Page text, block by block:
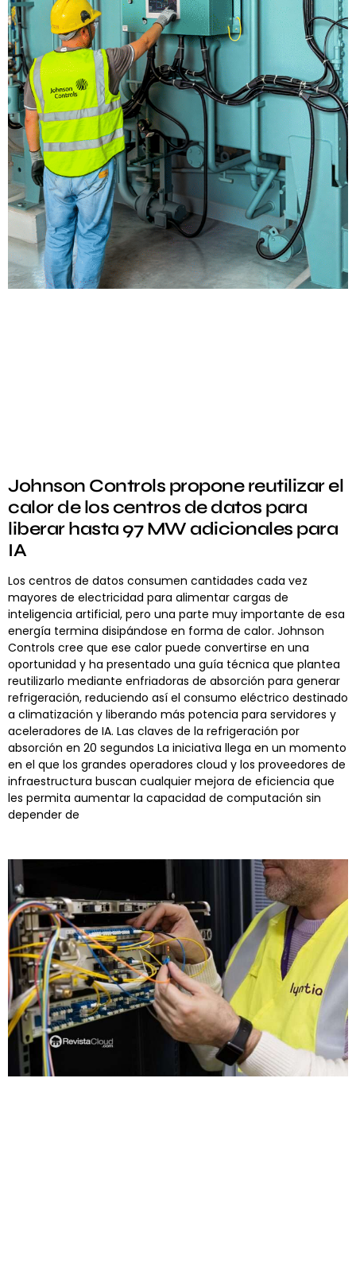
Johnson Controls propone reutilizar el
calor de los centros de datos para
liberar hasta 97 MW adicionales para
IA
Los centros de datos consumen cantidades cada vez
mayores de electricidad para alimentar cargas de
inteligencia artificial, pero una parte muy importante de esa
energía termina disipándose en forma de calor. Johnson
Controls cree que ese calor puede convertirse en una
oportunidad y ha presentado una guía técnica que plantea
reutilizarlo mediante enfriadoras de absorción para generar
refrigeración, reduciendo así el consumo eléctrico destinado
a climatización y liberando más potencia para servidores y
aceleradores de IA. Las claves de la refrigeración por
absorción en 20 segundos La iniciativa llega en un momento
en el que los grandes operadores cloud y los proveedores de
infraestructura buscan cualquier mejora de eficiencia que
les permita aumentar la capacidad de computación sin
depender de